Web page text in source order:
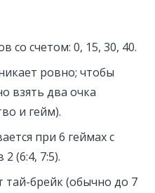
со счетом: 0, 15, 30, 40.
ровно; чтобы
взять два очка
и гейм).
при 6 геймах с
(6:4, 7:5).
тай-брейк (обычно до 7